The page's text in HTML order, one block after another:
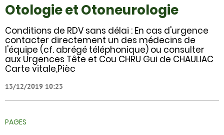
Otologie et Otoneurologie
Conditions de RDV sans délai : En cas d'urgence
contacter directement un des médecins de
l'équipe (cf. abrégé téléphonique) ou consulter
aux Urgences Tête et Cou CHRU Gui de CHAULIAC
Carte vitale,Pièc
13/12/2019 10:23
PAGES